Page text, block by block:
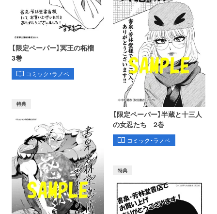
【限定ペーパー】冥王の柘榴
3巻
コミック・ラノベ
【限定ペーパー】半蔵と十三人
の女忍たち 2巻
コミック・ラノベ
特典
特典